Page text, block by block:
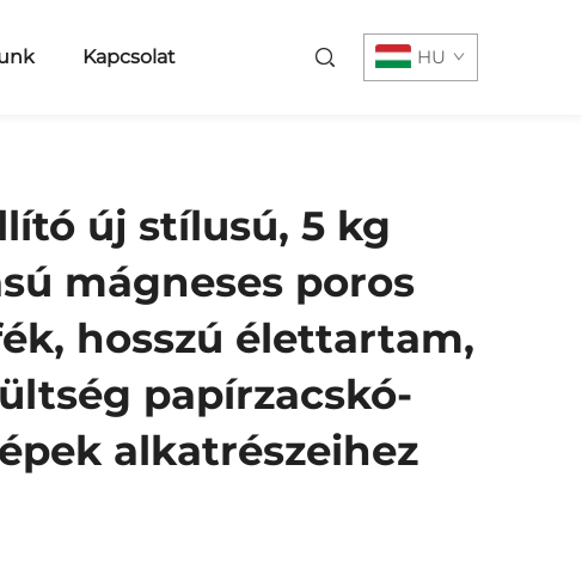
Kapcsolat HU
új stílusú, 5 kg
mágneses poros
hosszú élettartam,
papírzacskó-
alkatrészeihez